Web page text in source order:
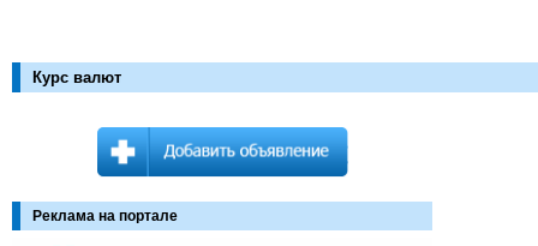
Курс валют
Реклама на портале